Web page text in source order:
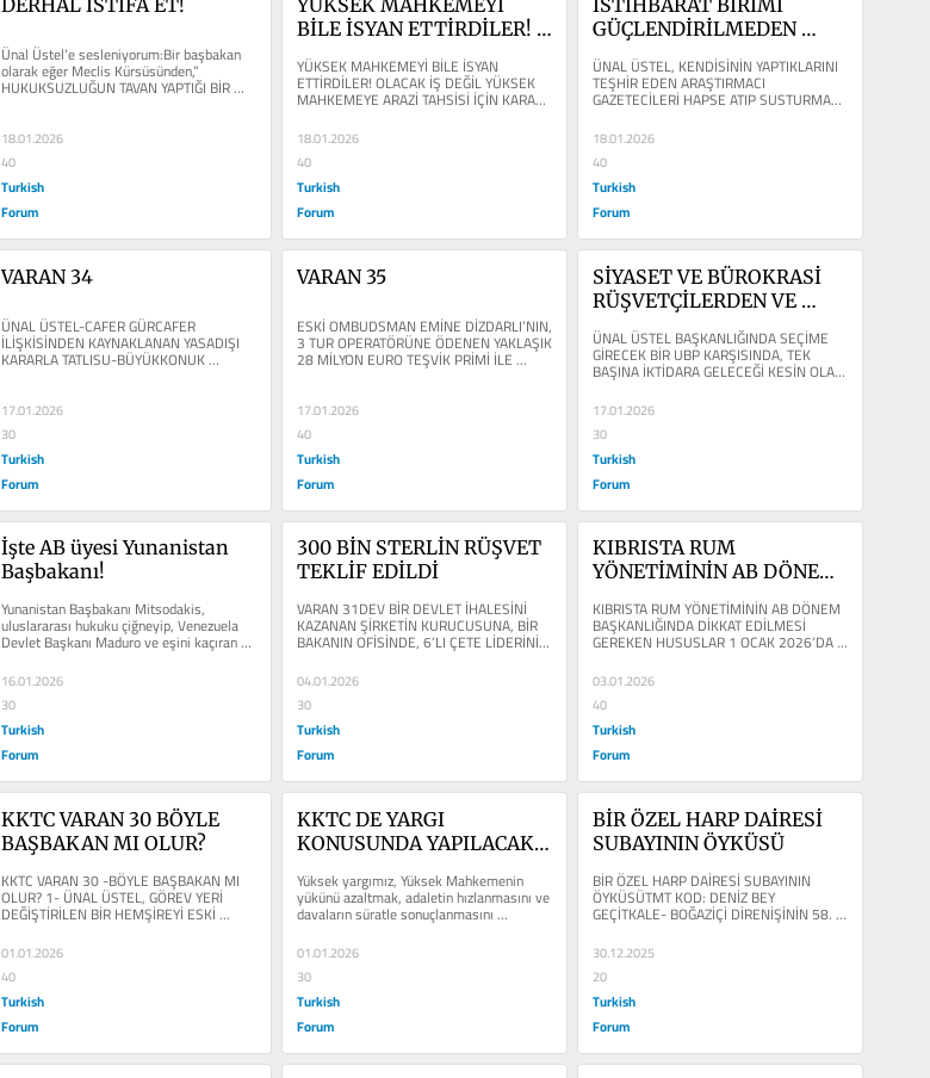
Ünal Üstel’e sesleniyorum:Bir başbakan
olarak eğer Meclis Kürsüsünden,”
HUKUKSUZLUĞUN TAVAN YAPTIĞI BİR
18.01.2026
40
Turkish
Forum
BİLE İSYAN ETTİRDİLER!
YÜKSEK MAHKEMEYİ BİLE İSYAN
ETTİRDİLER! OLACAK İŞ DEĞİL YÜKSEK
MAHKEMEYE ARAZİ TAHSİSİ İÇİN KARAR
18.01.2026
40
Turkish
Forum
GÜÇLENDİRİLMEDEN
ÜNAL ÜSTEL, KENDİSİNİN YAPTIKLARINI
TEŞHİR EDEN ARAŞTIRMACI
GAZETECİLERİ HAPSE ATIP SUSTURMAK
YAPMAYA...
18.01.2026
40
Turkish
Forum
VARAN 34
ÜNAL ÜSTEL-CAFER GÜRCAFER
İLİŞKİSİNDEN KAYNAKLANAN YASADIŞI
KARARLA TATLISU-BÜYÜKKONUK
17.01.2026
30
Turkish
Forum
VARAN 35
ESKİ OMBUDSMAN EMİNE DİZDARLI’NIN,
3 TUR OPERATÖRÜNE ÖDENEN YAKLAŞIK
28 MİLYON EURO TEŞVİK PRİMİ İLE
HAYALİ TURİSTLER İÇİN YAPILAN...
17.01.2026
40
Turkish
Forum
SİYASET VE BÜROKRASİ
RÜŞVETÇİLERDEN VE
TEMİZLENMELİ
ÜNAL ÜSTEL BAŞKANLIĞINDA SEÇİME
GİRECEK BİR UBP KARŞISINDA, TEK
BAŞINA İKTİDARA GELECEĞİ KESİN OLAN
CTP’NİN YAPMASI GEREKEN İLK VE...
17.01.2026
30
Turkish
Forum
İşte AB üyesi Yunanistan
Başbakanı!
Yunanistan Başbakanı Mitsodakis,
uluslararası hukuku çiğneyip, Venezuela
Devlet Başkanı Maduro ve eşini kaçıran
ABD’nin korsan eylemi...
16.01.2026
30
Turkish
Forum
300 BİN STERLİN RÜŞVET
TEKLİF EDİLDİ
VARAN 31DEV BİR DEVLET İHALESİNİ
KAZANAN ŞİRKETİN KURUCUSUNA, BİR
BAKANIN OFİSİNDE, 6’LI ÇETE LİDERİNİN
KANKASI OLAN MÜTEAHİT...
04.01.2026
30
Turkish
Forum
KIBRISTA RUM
YÖNETİMİNİN AB DÖNEM
BAŞKANLIĞINDA DİKKAT
EDİLMESİ GEREKEN
HUSUSLAR
KIBRISTA RUM YÖNETİMİNİN AB DÖNEM
BAŞKANLIĞINDA DİKKAT EDİLMESİ
GEREKEN HUSUSLAR 1 OCAK 2026’DA
YÖNETİMİ,...
03.01.2026
40
Turkish
Forum
KKTC VARAN 30 BÖYLE
BAŞBAKAN MI OLUR?
KKTC VARAN 30 -BÖYLE BAŞBAKAN MI
OLUR? 1- ÜNAL ÜSTEL, GÖREV YERİ
DEĞİŞTİRİLEN BİR HEMŞİREYİ ESKİ
GÖREVİNE GETİRMEK İÇİN...
01.01.2026
40
Turkish
Forum
KKTC DE YARGI
KONUSUNDA YAPILACAK
REFERANDUMU, EKSİK
OLMAMALI
Yüksek yargımız, Yüksek Mahkemenin
yükünü azaltmak, adaletin hızlanmasını ve
davaların süratle sonuçlanmasını
01.01.2026
30
Turkish
Forum
BİR ÖZEL HARP DAİRESİ
SUBAYININ ÖYKÜSÜ
BİR ÖZEL HARP DAİRESİ SUBAYININ
ÖYKÜSÜTMT KOD: DENİZ BEY
GEÇİTKALE- BOĞAZİÇİ DİRENİŞİNİN 58.
YILDÖNÜMÜ SABAHATTİN İSMAİL ...
30.12.2025
20
Turkish
Forum